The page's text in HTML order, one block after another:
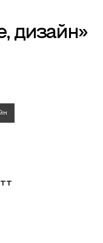
дизайн»